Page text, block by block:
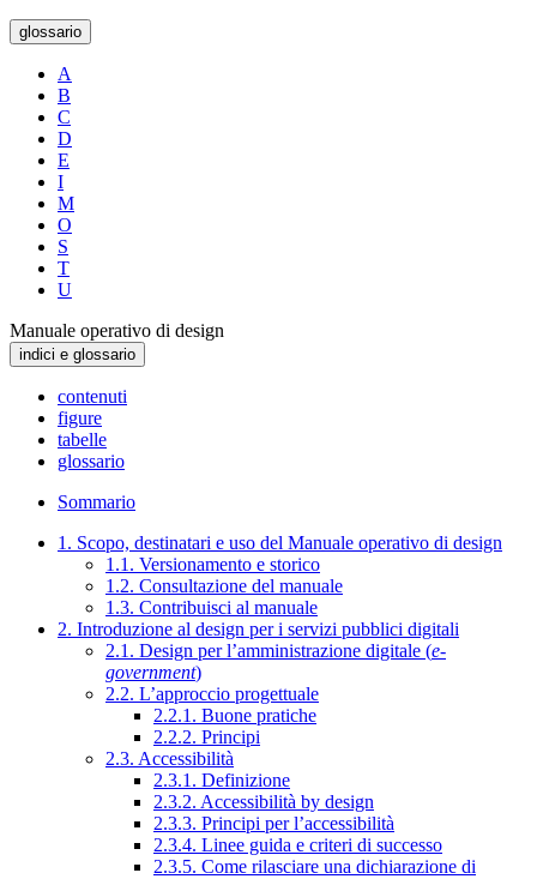
glossario
A
B
C
D
E
I
M
O
S
T
U
Manuale operativo di design
indici e glossario
contenuti
figure
tabelle
glossario
Sommario
1. Scopo, destinatari e uso del Manuale operativo di design
1.1. Versionamento e storico
1.2. Consultazione del manuale
1.3. Contribuisci al manuale
2. Introduzione al design per i servizi pubblici digitali
2.1. Design per l’amministrazione digitale (e-
government)
2.2. L’approccio progettuale
2.2.1. Buone pratiche
2.2.2. Principi
2.3. Accessibilità
2.3.1. Definizione
2.3.2. Accessibilità by design
2.3.3. Principi per l’accessibilità
2.3.4. Linee guida e criteri di successo
2.3.5. Come rilasciare una dichiarazione di